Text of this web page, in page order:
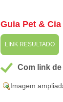
Guia Pet & Cia
LINK RESULTADO
Com link de
Imagem